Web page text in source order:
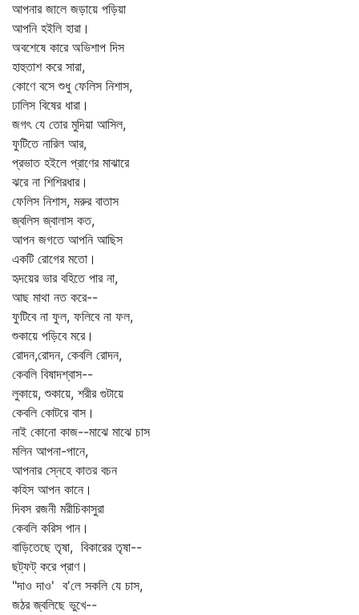
আপনার জালে জড়ায়ে পড়িয়া
আপনি হইলি হারা।
অবশেষে কারে অভিশাপ দিস
হাহুতাশ করে সারা,
কোণে বসে শুধু ফেলিস নিশাস,
ঢালিস বিষের ধারা।
জগৎ যে তোর মুদিয়া আসিল,
ফুটিতে নারিল আর,
প্রভাত হইলে প্রাণের মাঝারে
ঝরে না শিশিরধার।
ফেলিস নিশাস, মরুর বাতাস
জ্বলিস জ্বালাস কত,
আপন জগতে আপনি আছিস
একটি রোগের মতো।
হৃদয়ের ভার বহিতে পার না,
আছ মাথা নত করে--
ফুটিবে না ফুল, ফলিবে না ফল,
শুকায়ে পড়িবে মরে।
রোদন,রোদন, কেবলি রোদন,
কেবলি বিষাদশ্বাস--
লুকায়ে, শুকায়ে, শরীর গুটায়ে
কেবলি কোটরে বাস।
নাই কোনো কাজ--মাঝে মাঝে চাস
মলিন আপনা-পানে,
আপনার স্নেহে কাতর বচন
কহিস আপন কানে।
দিবস রজনী মরীচিকাসুরা
কেবলি করিস পান।
বাড়িতেছে তৃষা, বিকারের তৃষা--
ছট্‌ফট্‌ করে প্রাণ।
"দাও দাও' ব'লে সকলি যে চাস,
জঠর জ্বলিছে ভুখে--